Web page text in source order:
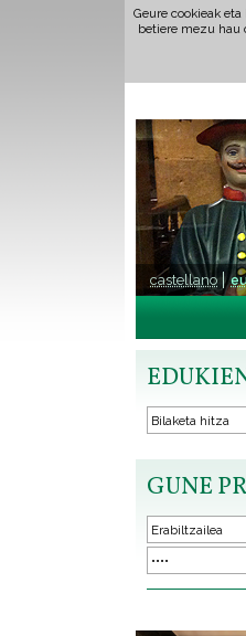
Geure cookieak
betiere mezu hau
castellano
GUNE